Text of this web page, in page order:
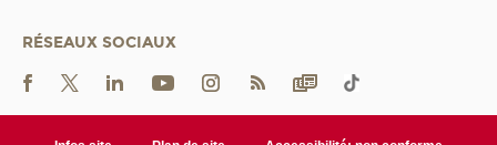
RÉSEAUX SOCIAUX